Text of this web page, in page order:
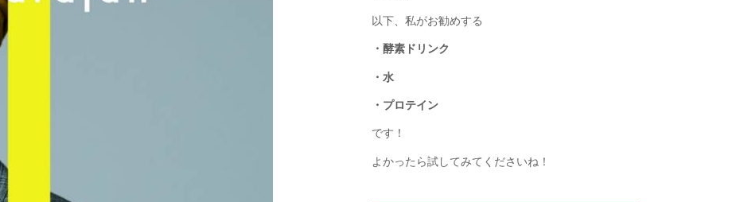
以下、私がお勧めする
・酵素ドリンク
・水
・プロテイン
です！
よかったら試してみてくださいね！